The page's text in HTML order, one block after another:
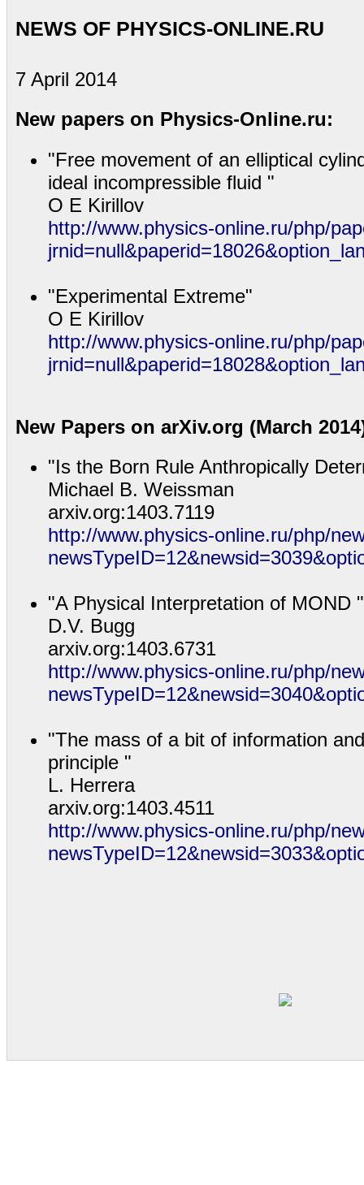
NEWS OF PHYSICS-ONLINE.RU
7 April 2014
New papers on Physics-Online.ru:
"Free movement of an elliptical
ideal incompressible fluid "
O E Kirillov
http://www.physics-online.ru/php/
"Experimental Extreme"
O E Kirillov
http://www.physics-online.ru/php/
New Papers on arXiv.org (March
"Is the Born Rule Anthropically
Michael B. Weissman
arxiv.org:1403.7119
http://www.physics-online.ru/php/
"A Physical Interpretation of MOND "
D.V. Bugg
arxiv.org:1403.6731
http://www.physics-online.ru/php/
"The mass of a bit of information
principle "
L. Herrera
arxiv.org:1403.4511
http://www.physics-online.ru/php/